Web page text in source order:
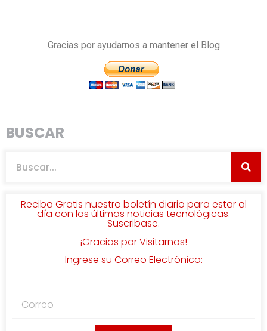
Gracias por ayudarnos a mantener el Blog
BUSCAR
Reciba Gratis nuestro boletín diario para estar al
día con las últimas noticias tecnológicas.
Suscribase.
¡Gracias por Visitarnos!
Ingrese su Correo Electrónico: